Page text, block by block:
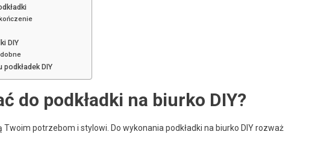
DIY
DIY
do podkładki na biurko DIY?
potrzebom i stylowi. Do wykonania podkładki na biurko DIY rozważ